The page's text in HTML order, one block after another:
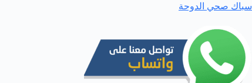
سباك صحي الدوحة